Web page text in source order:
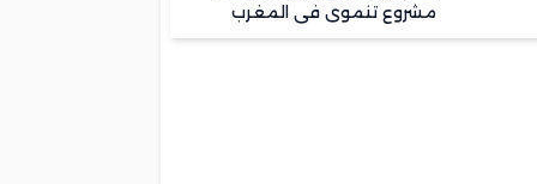
مشروع تنموي في المغرب
وسعار في الجزائر